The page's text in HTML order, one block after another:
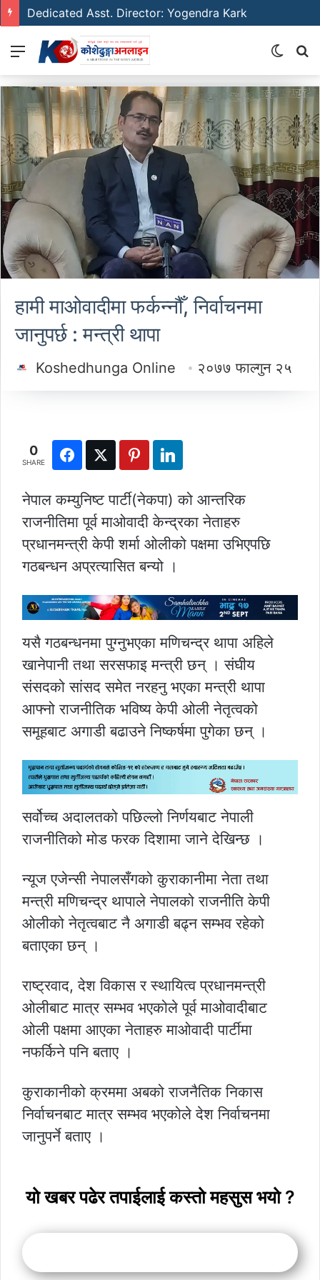
Dedicated Asst. Director: Yogendra Kark
Menu
Switch
हामी माओवादीमा फर्कन्नौँ, निर्वाचनमा
जानुपर्छ : मन्त्री थापा
Koshedhunga Online २०७७ फाल्गुन २५
0
SHARE
नेपाल कम्युनिष्ट पार्टी(नेकपा) को आन्तरिक
राजनीतिमा पूर्व माओवादी केन्द्रका नेताहरु
प्रधानमन्त्री केपी शर्मा ओलीको पक्षमा उभिएपछि
गठबन्धन अप्रत्यासित बन्यो ।
यसै गठबन्धनमा पुग्नुभएका मणिचन्द्र थापा अहिले
खानेपानी तथा सरसफाइ मन्त्री छन् । संघीय
संसदको सांसद समेत नरहनु भएका मन्त्री थापा
आफ्नो राजनीतिक भविष्य केपी ओली नेतृत्वको
समूहबाट अगाडी बढाउने निष्कर्षमा पुगेका छन् ।
सर्वोच्च अदालतको पछिल्लो निर्णयबाट नेपाली
राजनीतिको मोड फरक दिशामा जाने देखिन्छ ।
न्यूज एजेन्सी नेपालसँगको कुराकानीमा नेता तथा
मन्त्री मणिचन्द्र थापाले नेपालको राजनीति केपी
ओलीको नेतृत्वबाट नै अगाडी बढ्न सम्भव रहेको
बताएका छन् ।
राष्ट्रवाद, देश विकास र स्थायित्व प्रधानमन्त्री
ओलीबाट मात्र सम्भव भएकोले पूर्व माओवादीबाट
ओली पक्षमा आएका नेताहरु माओवादी पार्टीमा
नफर्किने पनि बताए ।
कुराकानीको क्रममा अबको राजनैतिक निकास
निर्वाचनबाट मात्र सम्भव भएकोले देश निर्वाचनमा
जानुपर्ने बताए ।
यो खबर पढेर तपाईलाई कस्तो महसुस भयो ?